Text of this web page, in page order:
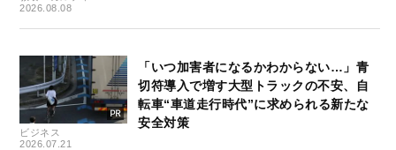
2026.08.08
ビジネス
2026.07.21
「いつ加害者になるかわからない…」青
切符導入で増す大型トラックの不安、自
転車“車道走行時代”に求められる新たな
安全対策